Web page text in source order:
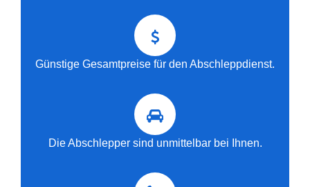
Günstige Gesamtpreise für den Abschleppdienst.
Die Abschlepper sind unmittelbar bei Ihnen.